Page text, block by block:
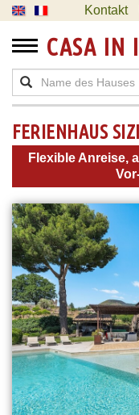
Kontakt
CASA IN
FERIENHAUS
Flexible Anreise,